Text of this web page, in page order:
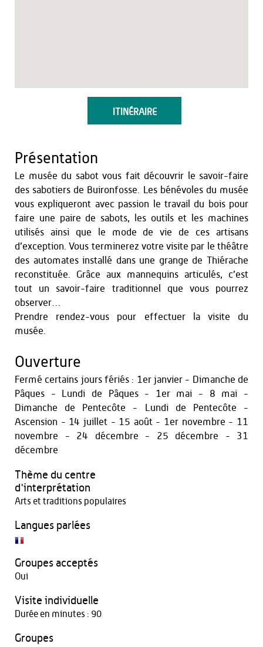
ITINÉRAIRE
Présentation
Le musée du sabot vous fait découvrir le savoir-faire
des sabotiers de Buironfosse. Les bénévoles du musée
vous expliqueront avec passion le travail du bois pour
faire une paire de sabots, les outils et les machines
utilisés ainsi que le mode de vie de ces artisans
d’exception. Vous terminerez votre visite par le théâtre
des automates installé dans une grange de Thiérache
reconstituée. Grâce aux mannequins articulés, c’est
tout un savoir-faire traditionnel que vous pourrez
observer…
Prendre rendez-vous pour effectuer la visite du
musée.
Ouverture
Fermé certains jours fériés : 1er janvier - Dimanche de
Pâques - Lundi de Pâques - 1er mai - 8 mai -
Dimanche de Pentecôte - Lundi de Pentecôte -
Ascension - 14 juillet - 15 août - 1er novembre - 11
novembre - 24 décembre - 25 décembre - 31
décembre
Thème du centre
d'interprétation
Arts et traditions populaires
Langues parlées
Groupes acceptés
Oui
Visite individuelle
Durée en minutes : 90
Groupes